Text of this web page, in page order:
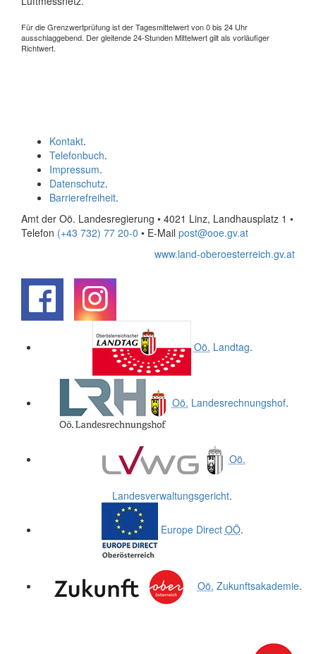
Für die Grenzwertprüfung ist der Tagesmittelwert von 0 bis 24 Uhr
ausschlaggebend. Der gleitende 24-Stunden Mittelwert gilt als vorläufiger
Richtwert.
Kontakt.
Telefonbuch.
Impressum.
Datenschutz.
Barrierefreiheit.
Amt der Oö. Landesregierung • 4021 Linz, Landhausplatz 1 •
Telefon (+43 732) 77 20-0 • E-Mail post@ooe.gv.at
www.land-oberoesterreich.gv.at
Oö. Landtag.
Oö. Landesrechnungshof.
Oö.
Landesverwaltungsgericht.
Europe Direct OÖ.
Oö. Zukunftsakademie.